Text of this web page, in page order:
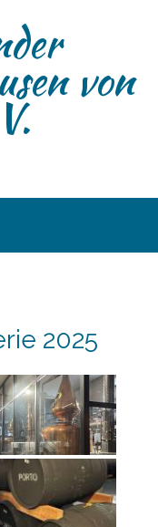
von
2025